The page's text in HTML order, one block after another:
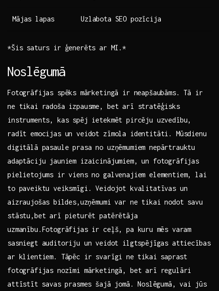
Mājas lapas Uzlabota​ SEO pozīcija
*Šis saturs ir ģenerēts ar MI.*
Noslēgumā
Fotogrāfijas spēks ⁣mārketingā ir‍ neapšaubāms. Tā ir ​
ne tikai radoša izpausme, bet arī stratēģisks
instruments, kas spēj ietekmēt pircēju uzvedību,
radīt ‌emocijas un veidot zīmola‍ identitāti. Mūsdienu
digitālā pasaule ‌prasa no uzņēmumiem nepārtrauktu
adaptāciju jauniem izaicinājumiem,​ un fotogrāfijas
pielietojums ir viens no galvenajiem elementiem, lai
to paveiktu veiksmīgi. Veidojot kvalitatīvas un
aizraujošas ⁣bildes,uzņēmumi var ne tikai ‌nodot savu
stāstu,bet arī pieturēt patērētāja‌
uzmanību.Fotogrāfijas ir ceļš, pa kuru ⁤mēs varam
sasniegt auditoriju un ⁢veidot ilgtspējīgas attiecības
ar ​klientiem. Tāpēc ir svarīgi ne⁤ tikai ⁣saprast
fotogrāfijas nozīmi mārketingā, bet arī regulāri
attīstīt ⁤savas prasmes ⁢šajā jomā. Noslēgumā,​ vai jūs